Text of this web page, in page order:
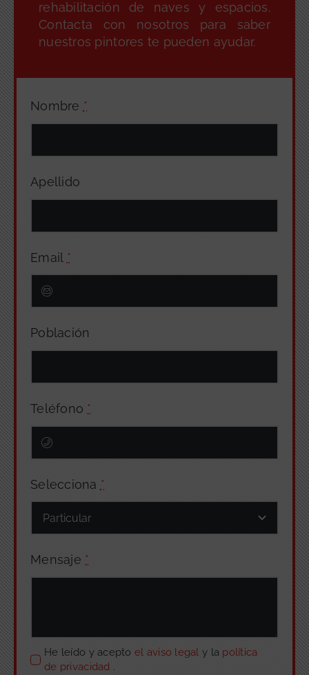
Nombre *
Apellido
Email *
Población
Teléfono *
Selecciona *
Mensaje *
He leído y acepto el aviso legaly la política
de privacidad .
rehabilitación de naves y espacios.
Contacta con nosotros para saber
nuestros pintores te pueden ayudar.